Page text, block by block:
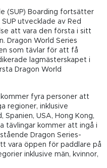
(SUP) Boarding fortsätter
utvecklade av Red
att vara den första i sitt
Dragon World Series
som tävlar för att få
lagmästerskapet i
Dragon World
fyra personer att
regioner, inklusive
Spanien, USA, Hong Kong,
tävlingar kommer att ingå i
Dragon Series-
vara öppen för paddlare på
inklusive män, kvinnor,